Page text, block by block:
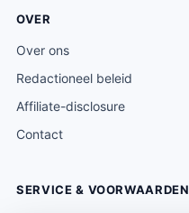
OVER
Over ons
Redactioneel beleid
Affiliate-disclosure
Contact
SERVICE & VOORWAARDEN